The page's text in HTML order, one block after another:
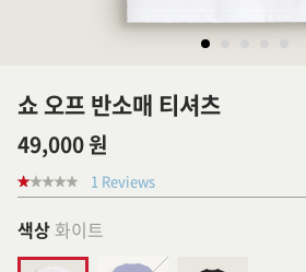
쇼 오프 반소매 티셔츠
49,000 원
1 Reviews
색상 화이트